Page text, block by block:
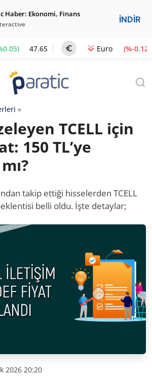
Haber: Ekonomi, Finans
İNDİR
47.65 Euro (%-0.12)
»
TCELL için
150 TL’ye
takip ettiği hisselerden TCELL
belli oldu. İşte detaylar;
2026 20:20